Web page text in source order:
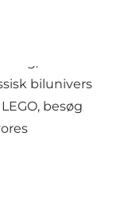
bilunivers
besøg